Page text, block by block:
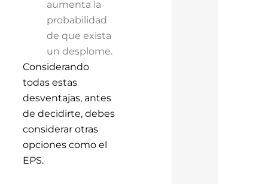
aumenta la
probabilidad
de que exista
un desplome.
Considerando
todas estas
desventajas, antes
de decidirte, debes
considerar otras
opciones como el
EPS.